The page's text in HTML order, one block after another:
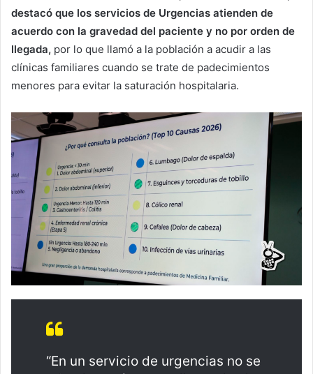
destacó que los servicios de Urgencias atienden de
acuerdo con la gravedad del paciente y no por orden de
llegada, por lo que llamó a la población a acudir a las
clínicas familiares cuando se trate de padecimientos
menores para evitar la saturación hospitalaria.
“En un servicio de urgencias no se